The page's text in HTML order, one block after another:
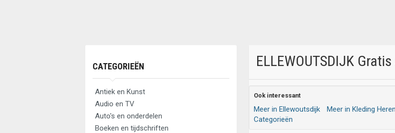
CATEGORIEËN
Antiek en Kunst
Audio en TV
Auto's en onderdelen
Boeken en tijdschriften
ELLEWOUTSDIJK
Ook interessant
Meer in Ellewoutsdijk Meer in Kleding Heren
Categorieën